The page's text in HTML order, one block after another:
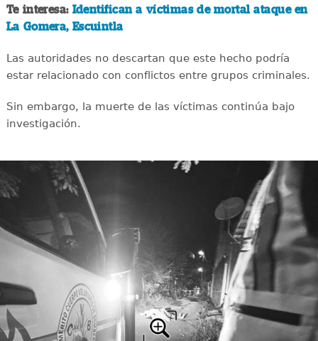
Te interesa: Identifican a víctimas de mortal ataque en
La Gomera, Escuintla
Las autoridades no descartan que este hecho podría
estar relacionado con conflictos entre grupos criminales.
Sin embargo, la muerte de las víctimas continúa bajo
investigación.